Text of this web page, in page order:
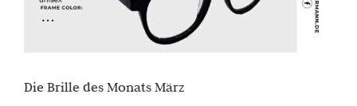
Die Brille des Monats März